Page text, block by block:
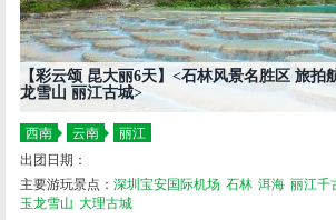
【彩云颂 昆大丽6天】<石林风景名胜区 旅拍
龙雪山 丽江古城>
西南 云南
丽江
出团日期：
主要游玩景点：深圳宝安国际机场 石林 洱海 丽江千
玉龙雪山 大理古城